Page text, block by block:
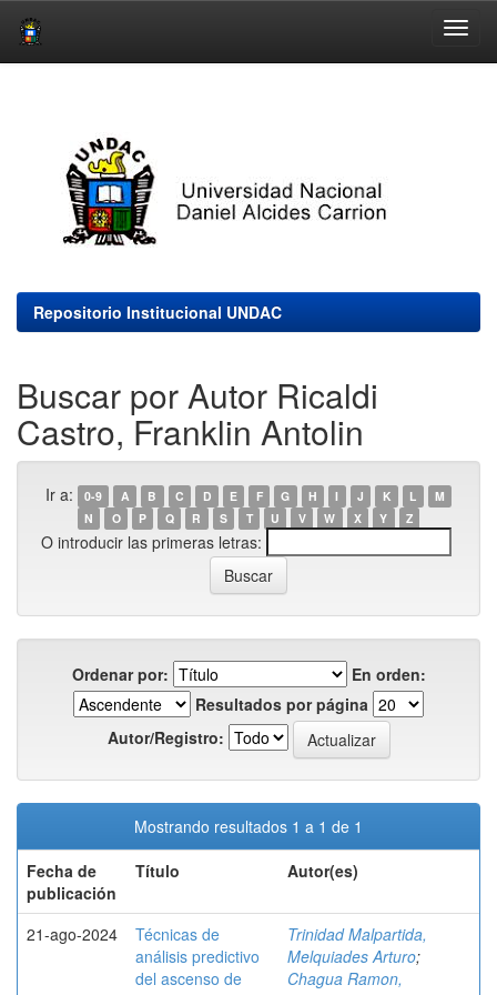
Repositorio Institucional UNDAC
Buscar por Autor Ricaldi
Castro, Franklin Antolin
Ir a: 0-9 A B C D E F G H I J K L
M
N
O P Q R S T U V W X Y Z
O introducir las primeras letras:
Ordenar por:
En orden:
Resultados por página
Autor/Registro:
Mostrando resultados 1 a 1 de 1
Fecha de
publicación
Título Autor(es)
21-ago-2024
Técnicas de
análisis predictivo
del ascenso de
Trinidad Malpartida,
Melquiades Arturo;
Chagua Ramon,